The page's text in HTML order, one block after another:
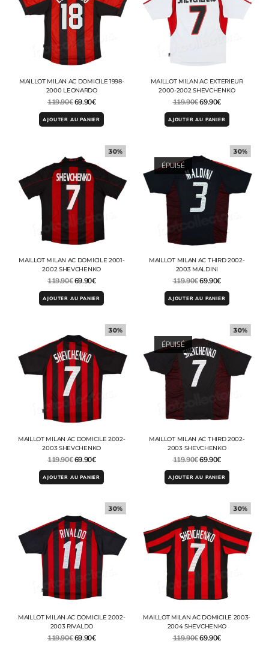
MAILLOT MILAN AC DOMICILE 1998-
2000 LEONARDO
119.90€69.90€
AJOUTER AU PANIER
MAILLOT MILAN AC EXTERIEUR
2000-2002 SHEVCHENKO
119.90€69.90€
AJOUTER AU PANIER
30%
MAILLOT MILAN AC DOMICILE 2001-
2002 SHEVCHENKO
119.90€69.90€
AJOUTER AU PANIER
30%
ÉPUISÉ
MAILLOT MILAN AC THIRD 2002-
2003 MALDINI
119.90€69.90€
AJOUTER AU PANIER
30%
MAILLOT MILAN AC DOMICILE 2002-
2003 SHEVCHENKO
119.90€69.90€
AJOUTER AU PANIER
30%
ÉPUISÉ
MAILLOT MILAN AC THIRD 2002-
2003 SHEVCHENKO
119.90€69.90€
AJOUTER AU PANIER
30%
MAILLOT MILAN AC DOMICILE 2002-
2003 RIVALDO
119.90€69.90€
30%
MAILLOT MILAN AC DOMICILE 2003-
2004 SHEVCHENKO
119.90€69.90€